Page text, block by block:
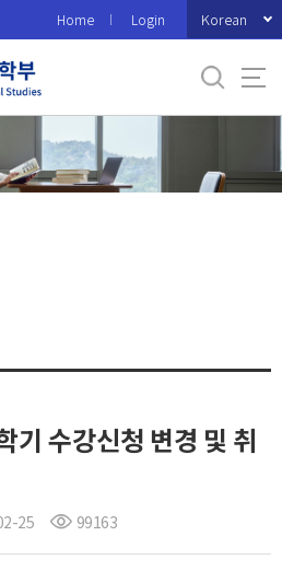
Home Login Korean
수강신청 변경 및 취
25 99163